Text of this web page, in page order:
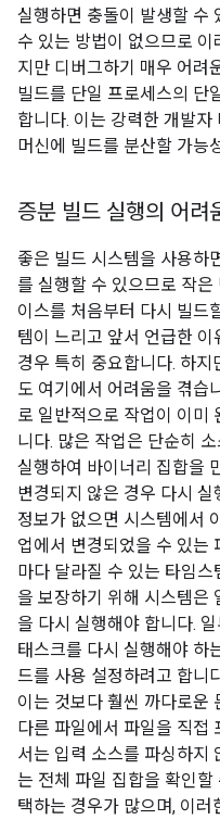
실행하면 충돌이 발생할 수
수 있는 방법이 없으므로
지만 디버그하기 매우 어려
빌드를 단일 프로세스의 단
합니다. 이는 강력한 개발자
머신에 빌드를 분산할 가능
증분 빌드 실행의 어려
좋은 빌드 시스템을 사용하
를 실행할 수 있으므로 작은
이스를 처음부터 다시 빌드
템이 느리고 앞서 언급한
경우 특히 중요합니다. 하
도 여기에서 어려움을 겪습
로 일반적으로 작업이 이미
니다. 많은 작업은 단순히
실행하여 바이너리 집합을
변경되지 않은 경우 다시
정보가 없으면 시스템에서
업에서 변경되었을 수 있는
마다 달라질 수 있는 타임
을 보장하기 위해 시스템은
을 다시 실행해야 합니다.
태스크를 다시 실행해야 하
드를 사용 설정하려고 합니
이는 것보다 훨씬 까다로운
다른 파일에서 파일을 직접
서는 입력 소스를 파싱하지
는 전체 파일 집합을 확인
택하는 경우가 많으며, 이러